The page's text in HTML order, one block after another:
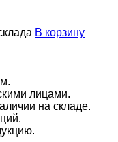
В корзину
лицами.
на складе.